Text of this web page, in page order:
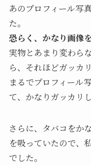
あのプロフィール写
た。
恐らく、かなり画像
実物とあまり変わら
ら、それほどガッカ
まるでプロフィール
て、かなりガッカリ
さらに、タバコをか
を吸っていたので、
でした。